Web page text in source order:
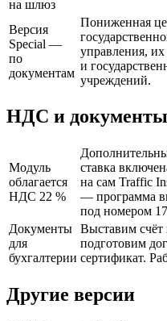
на шлюз
Версия
Special —
по
документам
Пониженная
управления,
и
учреждений.
НДС и документы
Модуль
облагается
НДС 22 %
ставка
на сам Traffic
— программа
под номером
Документы
для
бухгалтерии
Выставим счёт
подготовим
сертификат.
Другие версии